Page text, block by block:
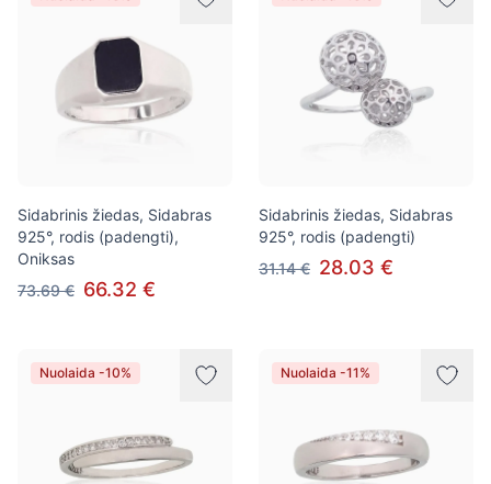
Sidabrinis žiedas, Sidabras
925°, rodis (padengti),
Oniksas
73.69 € 66.32 €
Sidabrinis žiedas, Sidabras
925°, rodis (padengti)
31.14 € 28.03 €
Nuolaida -10% Nuolaida -11%